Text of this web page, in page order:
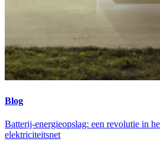
Blog
Batterij-energieopslag: een revolutie in
elektriciteitsnet